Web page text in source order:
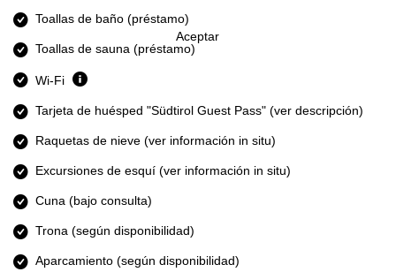
Aceptar
l
Toallas de baño (préstamo)
Toallas de sauna (préstamo)
Wi-Fi
Tarjeta de huésped "Südtirol Guest Pass" (ver descripción)
Raquetas de nieve (ver información in situ)
Excursiones de esquí (ver información in situ)
Cuna (bajo consulta)
Trona (según disponibilidad)
Aparcamiento (según disponibilidad)